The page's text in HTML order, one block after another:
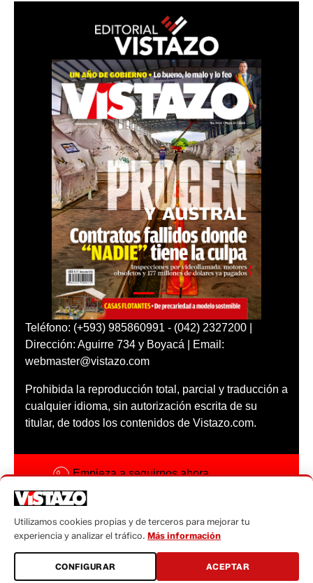
Teléfono: (+593) 985860991 - (042) 2327200 |
Dirección: Aguirre 734 y Boyacá | Email:
webmaster@vistazo.com
Prohibida la reproducción total, parcial y traducción a
cualquier idioma, sin autorización escrita de su
titular, de todos los contenidos de Vistazo.com.
Empieza a seguirnos ahora
Código ética
Sugerencias a:
sugerencias@vistazo.com
Utilizamos cookies propias y de terceros para mejorar tu
experiencia y analizar el tráfico. Más información
CONFIGURAR ACEPTAR